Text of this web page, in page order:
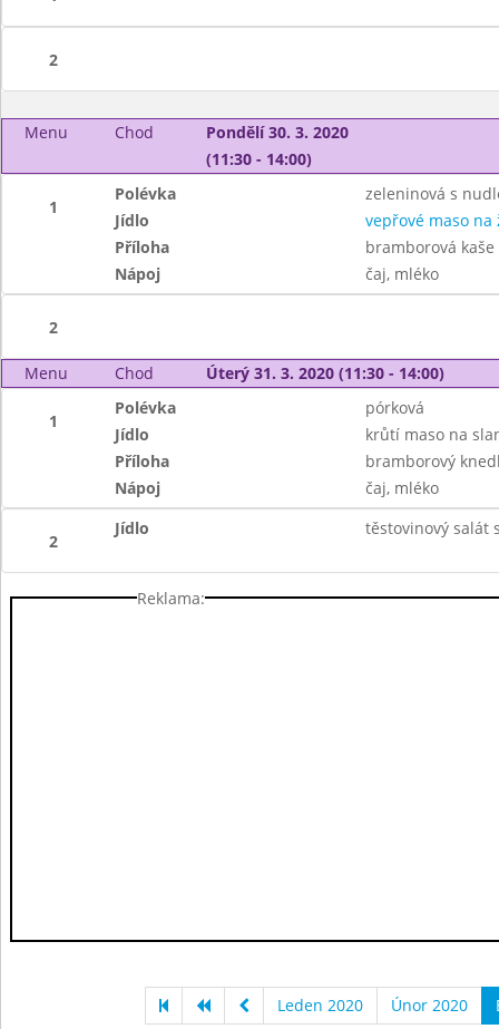
2
Menu Chod
Pondělí 30. 3. 2020
(11:30 - 14:00)
1
Polévka
zeleninová s
Jídlo
vepřové maso na
Příloha
bramborová kaše
Nápoj
čaj, mléko
2
Menu Chod Úterý 31. 3. 2020 (11:30 - 14:00)
1
Polévka
pórková
Jídlo
krůtí maso na
Příloha
bramborový
Nápoj
čaj, mléko
2
Jídlo těstovinový salát
Reklama:
Leden 2020 Únor 2020